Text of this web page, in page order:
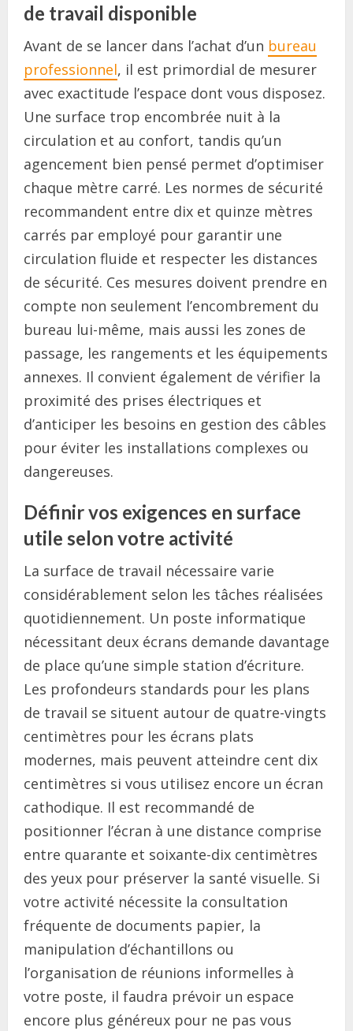
de travail disponible
Avant de se lancer dans l’achat d’un bureau
professionnel, il est primordial de mesurer
avec exactitude l’espace dont vous disposez.
Une surface trop encombrée nuit à la
circulation et au confort, tandis qu’un
agencement bien pensé permet d’optimiser
chaque mètre carré. Les normes de sécurité
recommandent entre dix et quinze mètres
carrés par employé pour garantir une
circulation fluide et respecter les distances
de sécurité. Ces mesures doivent prendre en
compte non seulement l’encombrement du
bureau lui-même, mais aussi les zones de
passage, les rangements et les équipements
annexes. Il convient également de vérifier la
proximité des prises électriques et
d’anticiper les besoins en gestion des câbles
pour éviter les installations complexes ou
dangereuses.
Définir vos exigences en surface
utile selon votre activité
La surface de travail nécessaire varie
considérablement selon les tâches réalisées
quotidiennement. Un poste informatique
nécessitant deux écrans demande davantage
de place qu’une simple station d’écriture.
Les profondeurs standards pour les plans
de travail se situent autour de quatre-vingts
centimètres pour les écrans plats
modernes, mais peuvent atteindre cent dix
centimètres si vous utilisez encore un écran
cathodique. Il est recommandé de
positionner l’écran à une distance comprise
entre quarante et soixante-dix centimètres
des yeux pour préserver la santé visuelle. Si
votre activité nécessite la consultation
fréquente de documents papier, la
manipulation d’échantillons ou
l’organisation de réunions informelles à
votre poste, il faudra prévoir un espace
encore plus généreux pour ne pas vous